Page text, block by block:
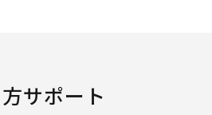
サポート